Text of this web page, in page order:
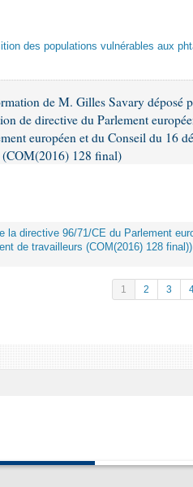
des populations vulnérables aux
de M. Gilles Savary déposé
de directive du Parlement
européen et du Conseil du 16
(COM(2016) 128 final)
la directive 96/71/CE du Parlement
de travailleurs (COM(2016) 128 final))
1 2 3